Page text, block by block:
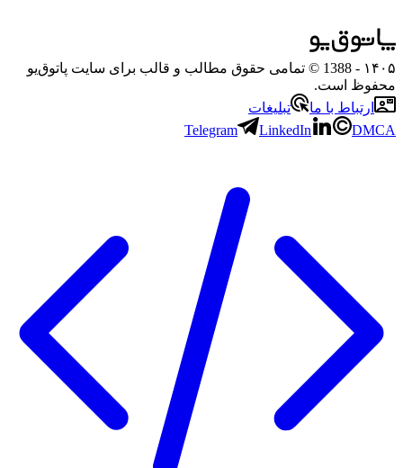
۱۴۰۵
- 1388 © تمامی حقوق مطالب و قالب برای سایت پاتوق‌یو
محفوظ است.
ارتباط با ما
تبلیغات
Telegram
LinkedIn DMCA